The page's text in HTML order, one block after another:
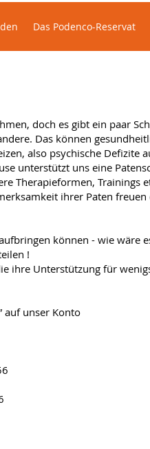
doch es gibt ein paar
Das können
also psychische Defizite
unterstützt uns eine
Therapieformen, Trainings
ihrer Paten
können - wie wäre
!
ihre Unterstützung für
auf unser Konto
Das Podenco-Reservat